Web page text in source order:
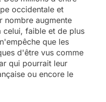
occidentale et
nombre augmente
celui, faible et de plus
que les
d'être vus comme
qui pourrait leur
ou encore le